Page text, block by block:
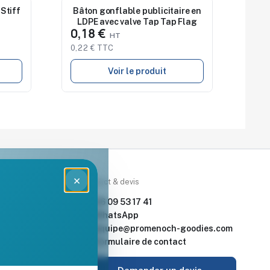
Stiff Nouveau
Bâton gonflable publicitaire en
LDPE avec valve Tap Tap Flag
0,18 €
0,22 € TTC
Voir le produit
× Contact & devis
06 09 53 17 41
WhatsApp
equipe@promenoch-goodies.com
Formulaire de contact